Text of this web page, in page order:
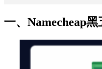
一、Namecheap